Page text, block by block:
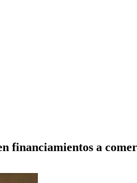
financiamientos a